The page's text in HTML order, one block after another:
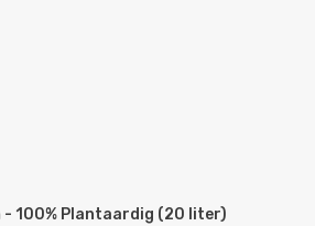
- 100% Plantaardig (20 liter)